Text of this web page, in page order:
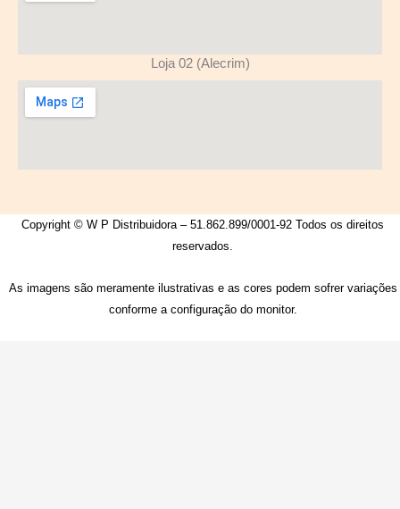
Loja 02 (Alecrim)
Copyright © W P Distribuidora – 51.862.899/0001-92 Todos os direitos
reservados.
As imagens são meramente ilustrativas e as cores podem sofrer variações
conforme a configuração do monitor.